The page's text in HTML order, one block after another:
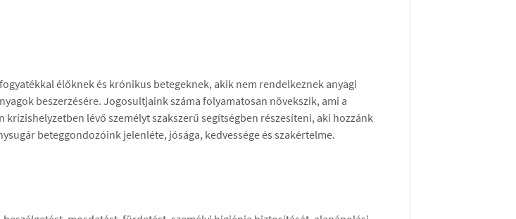
élőknek és krónikus betegeknek, akik nem rendelkeznek anyagi
beszerzésére. Jogosultjaink száma folyamatosan növekszik, ami a
lévő személyt szakszerű segítségben részesíteni, aki hozzánk
beteggondozóink jelenléte, jósága, kedvessége és szakértelme.